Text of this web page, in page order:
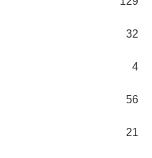
32
4
56
21